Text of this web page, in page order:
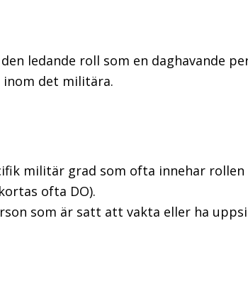
ledande roll som en daghavande
det militära.
militär grad som ofta innehar rollen
ofta DO).
som är satt att vakta eller ha